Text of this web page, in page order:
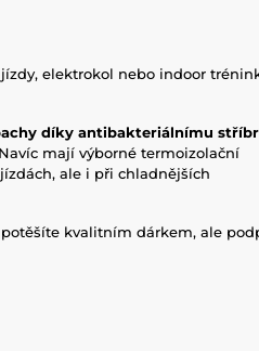
elektrokol nebo indoor
díky antibakteriálnímu
mají výborné termoizolační
ale i při chladnějších
kvalitním dárkem, ale